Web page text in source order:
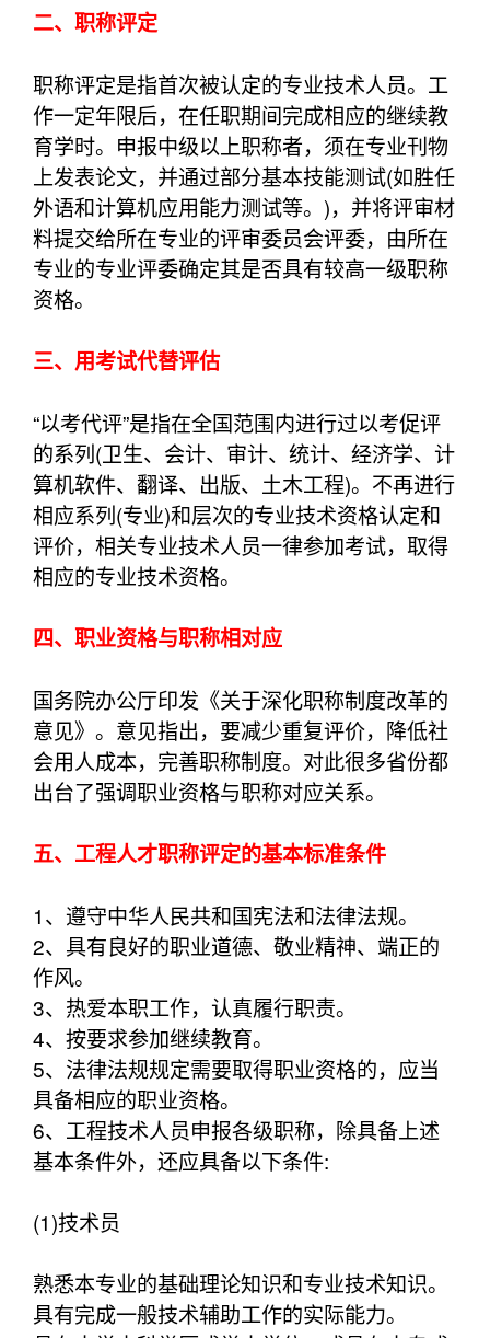
二、职称评定
职称评定是指首次被认定的专业技术人员。工
作一定年限后，在任职期间完成相应的继续教
育学时。申报中级以上职称者，须在专业刊物
上发表论文，并通过部分基本技能测试(如胜任
外语和计算机应用能力测试等。)，并将评审材
料提交给所在专业的评审委员会评委，由所在
专业的专业评委确定其是否具有较高一级职称
资格。
三、用考试代替评估
“以考代评”是指在全国范围内进行过以考促评
的系列(卫生、会计、审计、统计、经济学、计
算机软件、翻译、出版、土木工程)。不再进行
相应系列(专业)和层次的专业技术资格认定和
评价，相关专业技术人员一律参加考试，取得
相应的专业技术资格。
四、职业资格与职称相对应
国务院办公厅印发《关于深化职称制度改革的
意见》。意见指出，要减少重复评价，降低社
会用人成本，完善职称制度。对此很多省份都
出台了强调职业资格与职称对应关系。
五、工程人才职称评定的基本标准条件
1、遵守中华人民共和国宪法和法律法规。
2、具有良好的职业道德、敬业精神、端正的
作风。
3、热爱本职工作，认真履行职责。
4、按要求参加继续教育。
5、法律法规规定需要取得职业资格的，应当
具备相应的职业资格。
6、工程技术人员申报各级职称，除具备上述
基本条件外，还应具备以下条件:
(1)技术员
熟悉本专业的基础理论知识和专业技术知识。
具有完成一般技术辅助工作的实际能力。